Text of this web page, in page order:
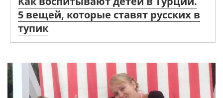
5 вещей, которые ставят русских в
тупик